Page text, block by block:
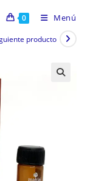
0 Menú
producto